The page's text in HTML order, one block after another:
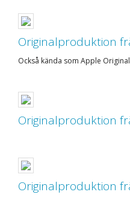
Originalproduktion
Också kända som Apple
Originalproduktion
Originalproduktion